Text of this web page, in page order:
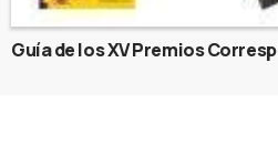
Guía de los XV Premios